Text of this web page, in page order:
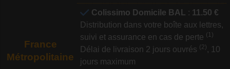
France
Métropolitaine
Colissimo Domicile BAL : 11.50 €
Distribution dans votre boîte aux lettres,
suivi et assurance en cas de perte (1)
Délai de livraison 2 jours ouvrés (2) , 10
jours maximum